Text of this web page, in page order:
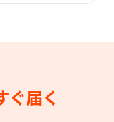
ぐ届く